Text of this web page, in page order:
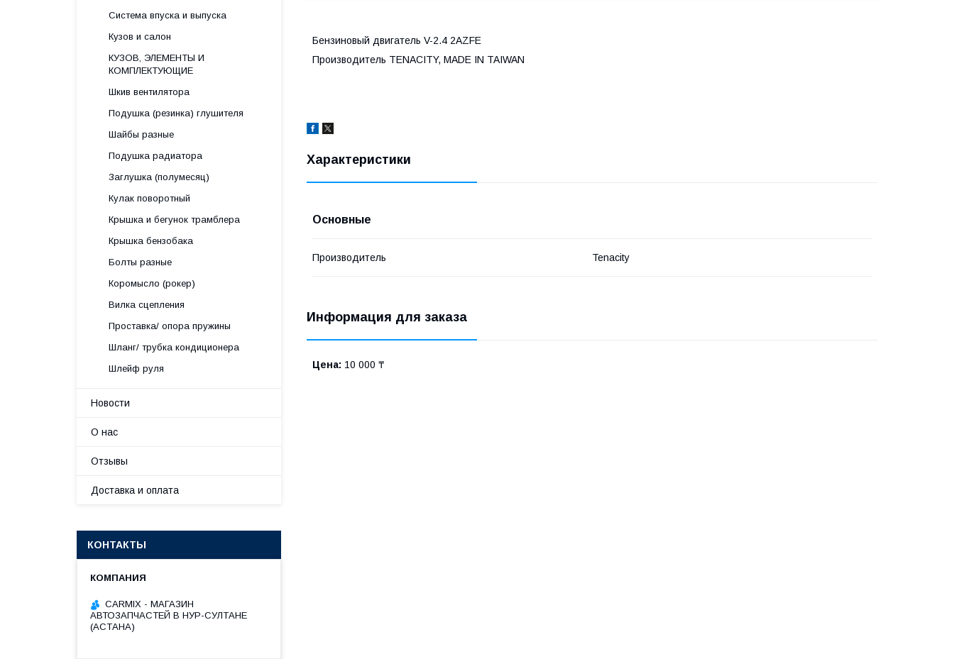
Бензиновый двигатель V-2.4 2AZFE
Производитель TENACITY, MADE IN TAIWAN
Характеристики
Основные
Производитель Tenacity
Информация для заказа
Цена: 10 000 ₸
Система впуска и выпуска
Кузов и салон
КУЗОВ, ЭЛЕМЕНТЫ И
КОМПЛЕКТУЮЩИЕ
Шкив вентилятора
Подушка (резинка) глушителя
Шайбы разные
Подушка радиатора
Заглушка (полумесяц)
Кулак поворотный
Крышка и бегунок трамблера
Крышка бензобака
Болты разные
Коромысло (рокер)
Вилка сцепления
Проставка/ опора пружины
Шланг/ трубка кондиционера
Шлейф руля
Новости
О нас
Отзывы
Доставка и оплата
КОНТАКТЫ
СARMIX - МАГАЗИН
АВТОЗАПЧАСТЕЙ В НУР-СУЛТАНЕ
(АСТАНА)